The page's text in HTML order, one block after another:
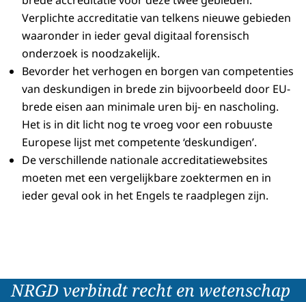
Verplichte accreditatie van telkens nieuwe gebieden
waaronder in ieder geval digitaal forensisch
onderzoek is noodzakelijk.
Bevorder het verhogen en borgen van competenties
van deskundigen in brede zin bijvoorbeeld door EU-
brede eisen aan minimale uren bij- en nascholing.
Het is in dit licht nog te vroeg voor een robuuste
Europese lijst met competente ‘deskundigen’.
De verschillende nationale accreditatiewebsites
moeten met een vergelijkbare zoektermen en in
ieder geval ook in het Engels te raadplegen zijn.
NRGD verbindt recht en wetenschap